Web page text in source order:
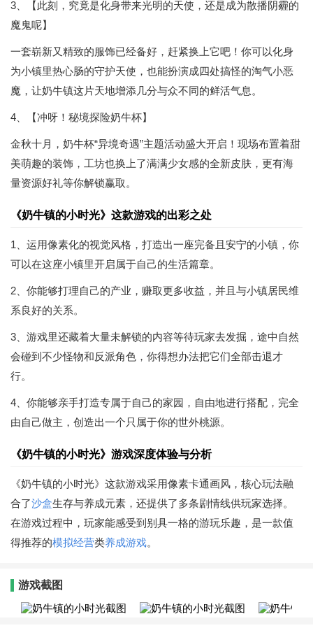
3、【此刻，究竟是化身带来光明的天使，还是成为散播阴霾的
魔鬼呢】
一套崭新又精致的服饰已经备好，赶紧换上它吧！你可以化身
为小镇里热心肠的守护天使，也能扮演成四处搞怪的淘气小恶
魔，让奶牛镇这片天地增添几分与众不同的鲜活气息。
4、【冲呀！秘境探险奶牛杯】
金秋十月，奶牛杯“异境奇遇”主题活动盛大开启！现场布置着甜
美萌趣的装饰，工坊也换上了满满少女感的全新皮肤，更有海
量资源好礼等你解锁赢取。
《奶牛镇的小时光》这款游戏的出彩之处
1、运用像素化的视觉风格，打造出一座完备且安宁的小镇，你
可以在这座小镇里开启属于自己的生活篇章。
2、你能够打理自己的产业，赚取更多收益，并且与小镇居民维
系良好的关系。
3、游戏里还藏着大量未解锁的内容等待玩家去发掘，途中自然
会碰到不少怪物和反派角色，你得想办法把它们全部击退才
行。
4、你能够亲手打造专属于自己的家园，自由地进行搭配，完全
由自己做主，创造出一个只属于你的世外桃源。
《奶牛镇的小时光》游戏深度体验与分析
《奶牛镇的小时光》这款游戏采用像素卡通画风，核心玩法融
合了沙盒生存与养成元素，还提供了多条剧情线供玩家选择。
在游戏过程中，玩家能感受到别具一格的游玩乐趣，是一款值
得推荐的模拟经营类养成游戏。
游戏截图